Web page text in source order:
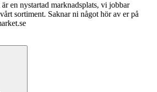
en nystartad marknadsplats, vi jobbar
sortiment. Saknar ni något hör av er på